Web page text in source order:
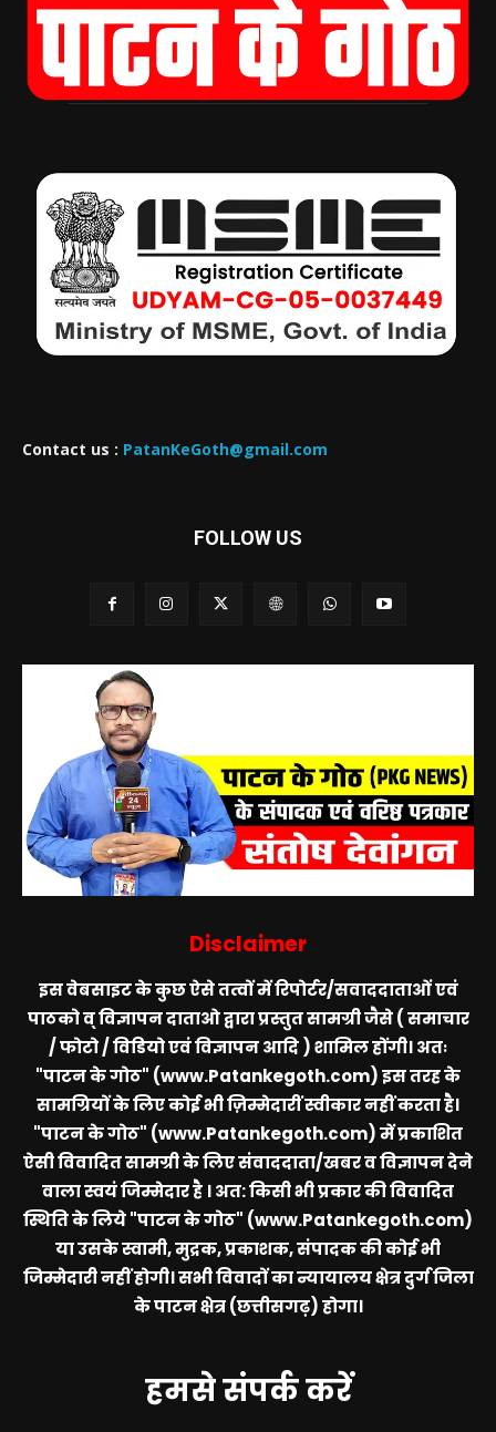
Contact us : PatanKeGoth@gmail.com
FOLLOW US
Disclaimer
इस वेबसाइट के कुछ ऐसे तत्वों में रिपोर्टर/सवाददाताओं एवं
पाठको व् विज्ञापन दाताओ द्वारा प्रस्तुत सामग्री जैसे ( समाचार
/ फोटो / विडियो एवं विज्ञापन आदि ) शामिल होंगी। अतः
"पाटन के गोठ" (www.Patankegoth.com)इस तरह के
सामग्रियों के लिए कोई भी ज़िम्मेदारीं स्वीकार नहीं करता है।
"पाटन के गोठ" (www.Patankegoth.com)में प्रकाशित
ऐसी विवादित सामग्री के लिए संवाददाता/खबर व विज्ञापन देने
वाला स्वयं जिम्मेदार है । अत: किसी भी प्रकार की विवादित
स्थिति के लिये"पाटन के गोठ" (www.Patankegoth.com)
या उसके स्वामी, मुद्रक, प्रकाशक, संपादक की कोई भी
जिम्मेदारी नहीं होगी। सभी विवादों का न्यायालय क्षेत्र दुर्ग जिला
के पाटन क्षेत्र (छत्तीसगढ़) होगा।
हमसे संपर्क करें